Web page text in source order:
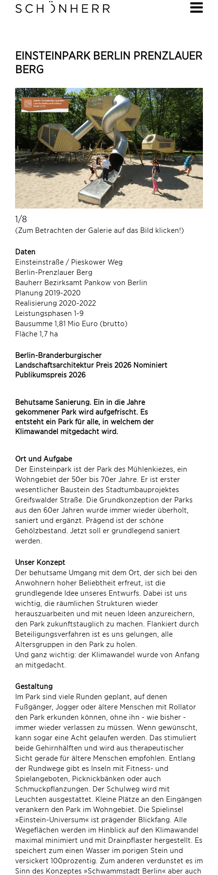
EINSTEINPARK BERLIN PRENZLAUER
BERG
1/8
(Zum Betrachten der Galerie auf das Bild klicken!)
Daten
Einsteinstraße / Pieskower Weg
Berlin-Prenzlauer Berg
Bauherr Bezirksamt Pankow von Berlin
Planung 2019-2020
Realisierung 2020-2022
Leistungsphasen 1-9
Bausumme 1,81 Mio Euro (brutto)
Fläche 1,7 ha
Berlin-Branderburgischer
Landschaftsarchitektur Preis 2026 Nominiert
Publikumspreis 2026
Behutsame Sanierung. Ein in die Jahre
gekommener Park wird aufgefrischt. Es
entsteht ein Park für alle, in welchem der
Klimawandel mitgedacht wird.
Ort und Aufgabe
Der Einsteinpark ist der Park des Mühlenkiezes, ein
Wohngebiet der 50er bis 70er Jahre. Er ist erster
wesentlicher Baustein des Stadtumbauprojektes
Greifswalder Straße. Die Grundkonzeption der Parks
aus den 60er Jahren wurde immer wieder überholt,
saniert und ergänzt. Prägend ist der schöne
Gehölzbestand. Jetzt soll er grundlegend saniert
werden.
Unser Konzept
Der behutsame Umgang mit dem Ort, der sich bei den
Anwohnern hoher Beliebtheit erfreut, ist die
grundlegende Idee unseres Entwurfs. Dabei ist uns
wichtig, die räumlichen Strukturen wieder
herauszuarbeiten und mit neuen Ideen anzureichern,
den Park zukunftstauglich zu machen. Flankiert durch
Beteiligungsverfahren ist es uns gelungen, alle
Altersgruppen in den Park zu holen.
Und ganz wichtig: der Klimawandel wurde von Anfang
an mitgedacht.
Gestaltung
Im Park sind viele Runden geplant, auf denen
Fußgänger, Jogger oder ältere Menschen mit Rollator
den Park erkunden können, ohne ihn - wie bisher -
immer wieder verlassen zu müssen. Wenn gewünscht,
kann sogar eine Acht gelaufen werden. Das stimuliert
beide Gehirnhälften und wird aus therapeutischer
Sicht gerade für ältere Menschen empfohlen. Entlang
der Rundwege gibt es Inseln mit Fitness- und
Spielangeboten, Picknickbänken oder auch
Schmuckpflanzungen. Der Schulweg wird mit
Leuchten ausgestattet. Kleine Plätze an den Eingängen
verankern den Park im Wohngebiet. Die Spielinsel
»Einstein-Universum« ist prägender Blickfang. Alle
Wegeflächen werden im Hinblick auf den Klimawandel
maximal minimiert und mit Drainpflaster hergestellt. Es
speichert zum einen Wasser im porigen Stein und
versickert 100prozentig. Zum anderen verdunstet es im
Sinn des Konzeptes »Schwammstadt Berlin« aber auch